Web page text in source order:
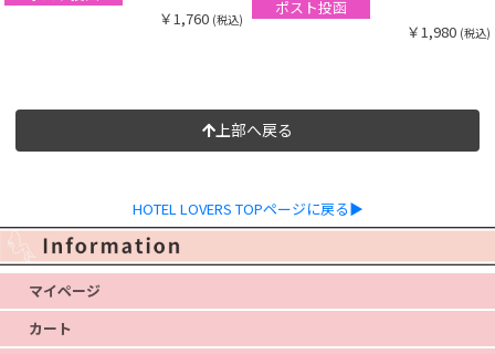
￥1,760 (税込)
ポスト投函
￥1,980 (税込)
上部へ戻る
HOTEL LOVERS TOPページに戻る▶
マイページ
カート